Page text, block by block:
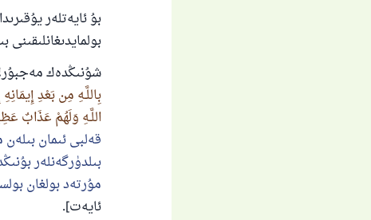
بۇ ئايەتلەر
بولمايدىغانلىقىنى
شۇنىڭدەك
بِاللَّـهِ مِن بَعْدِ
اللَّـهِ وَلَهُمْ عَذَابٌ
قەلبى ئىمان
بىلدۈرگەنلەر
مۇرتەد بولغان
ئايەت].